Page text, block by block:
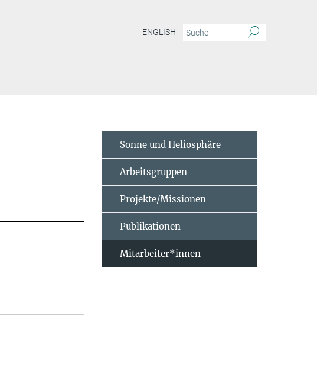
ENGLISH
Sonne und Heliosphäre
Arbeitsgruppen
Projekte/Missionen
Publikationen
Mitarbeiter*innen